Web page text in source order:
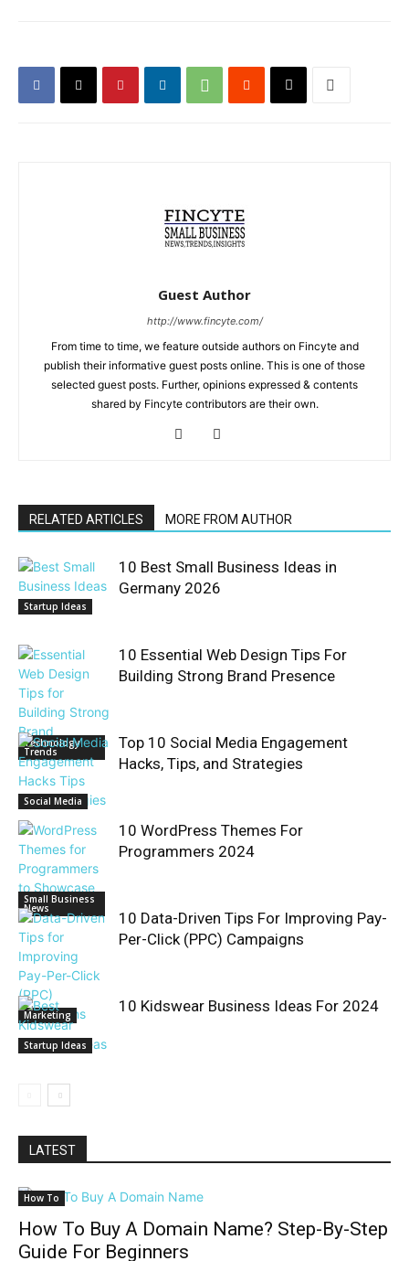
Guest Author
http://www.fincyte.com/
From time to time, we feature outside authors on Fincyte and
publish their informative guest posts online. This is one of those
selected guest posts. Further, opinions expressed & contents
shared by Fincyte contributors are their own.
RELATED ARTICLES MORE FROM AUTHOR
Startup Ideas
10 Best Small Business Ideas in
Germany 2026
Technology
Trends
10 Essential Web Design Tips For
Building Strong Brand Presence
Social Media
Top 10 Social Media Engagement
Hacks, Tips, and Strategies
Small Business
News
10 WordPress Themes For
Programmers 2024
Marketing
10 Data-Driven Tips For Improving Pay-
Per-Click (PPC) Campaigns
Startup Ideas
10 Kidswear Business Ideas For 2024
LATEST
How To
How To Buy A Domain Name? Step-By-Step
Guide For Beginners